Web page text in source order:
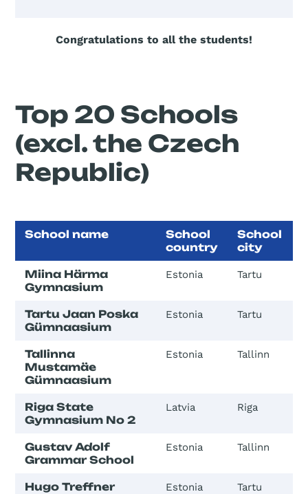
Congratulations to all the students!
Top 20 Schools
(excl. the Czech
Republic)
School name
School
country
School
city
Miina Härma
Gymnasium
Estonia Tartu
Tartu Jaan Poska
Gümnaasium
Estonia Tartu
Tallinna
Mustamäe
Gümnaasium
Estonia Tallinn
Riga State
Gymnasium No 2
Latvia Riga
Gustav Adolf
Grammar School
Estonia Tallinn
Hugo Treffner
Estonia Tartu